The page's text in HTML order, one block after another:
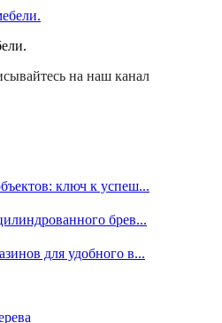
на наш канал
ключ к успеш...
брев...
для удобного в...